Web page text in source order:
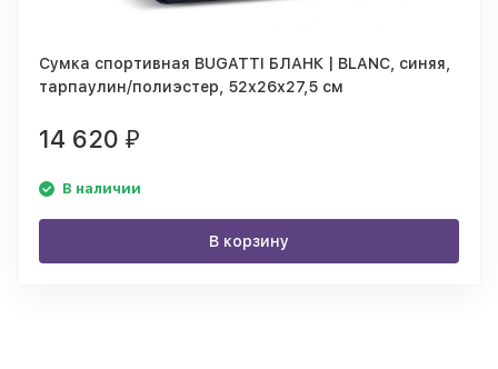
Сумка спортивная BUGATTI БЛАНК | BLANC, синяя,
тарпаулин/полиэстер, 52х26х27,5 см
14 620 ₽
В наличии
В корзину